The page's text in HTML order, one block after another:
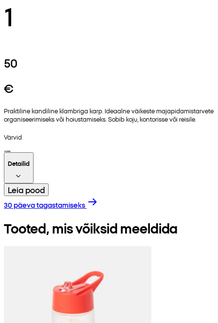
1
50
€
Praktiline kandiline klambriga karp. Ideaalne väikeste majapidamistarvete
organiseerimiseks või hoiustamiseks. Sobib koju, kontorisse või reisile.
Värvid
Detailid
Leia pood
30 päeva tagastamiseks
Tooted, mis võiksid meeldida